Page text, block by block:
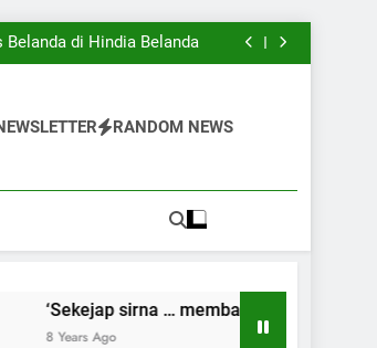
tunggal iPan Lasuang
di Hindia Belanda
Pertunjukan Wayang Kulit
di Hindia Belanda
Pertunjukan Wayang Kulit
RANDOM NEWS
‘Sekejap sirna … membagikan Kenangan dan
8 Years Ago